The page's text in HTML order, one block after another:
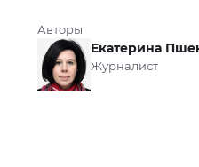
Авторы
Екатерина
Журналист